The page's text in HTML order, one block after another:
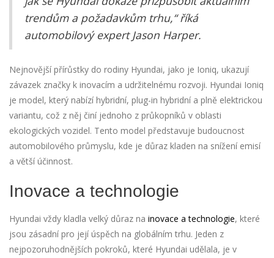
trendům a požadavkům trhu,“ říká
automobilový expert Jason Harper.
Nejnovější přírůstky do rodiny Hyundai, jako je Ioniq, ukazují
závazek značky k inovacím a udržitelnému rozvoji. Hyundai Ioniq
je model, který nabízí hybridní, plug-in hybridní a plně elektrickou
variantu, což z něj činí jednoho z průkopníků v oblasti
ekologických vozidel. Tento model představuje budoucnost
automobilového průmyslu, kde je důraz kladen na snížení emisí
a větší účinnost.
Inovace a technologie
Hyundai vždy kladla velký důraz na inovace a technologie, které
jsou zásadní pro její úspěch na globálním trhu. Jeden z
nejpozoruhodnějších pokroků, které Hyundai udělala, je v